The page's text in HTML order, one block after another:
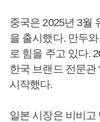
중국은 2025년 3월
을 출시했다. 만두
로 힘을 주고 있다.
한국 브랜드 전문관
시작했다.
일본 시장은 비비고